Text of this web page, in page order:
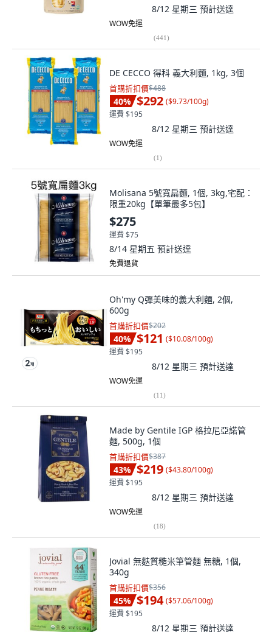
8/12 星期三 預計送達
WOW免運
(441)
DE CECCO 得科 義大利麵, 1kg, 3個
首購折扣價$488
40% $292 ($9.73/100g)
運費 $195
8/12 星期三 預計送達
WOW免運
(1)
Molisana 5號寬扁麵, 1個, 3kg,宅配：
限重20kg【單筆最多5包】
$275
運費 $75
8/14 星期五 預計送達
免費退貨
Oh'my Q彈美味的義大利麵, 2個,
600g
首購折扣價$202
40% $121 ($10.08/100g)
運費 $195
8/12 星期三 預計送達
WOW免運
(11)
Made by Gentile IGP 格拉尼亞諾管
麵, 500g, 1個
首購折扣價$387
43% $219 ($43.80/100g)
運費 $195
8/12 星期三 預計送達
WOW免運
(18)
Jovial 無麩質糙米筆管麵 無糖, 1個,
340g
首購折扣價$356
45% $194 ($57.06/100g)
運費 $195
8/12 星期三 預計送達